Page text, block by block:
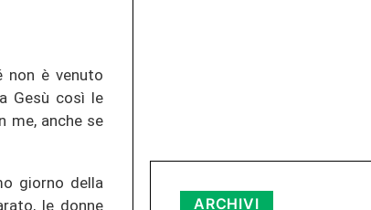
non è venuto
Gesù così le
me, anche se
giorno della
le donne
ARCHIVI